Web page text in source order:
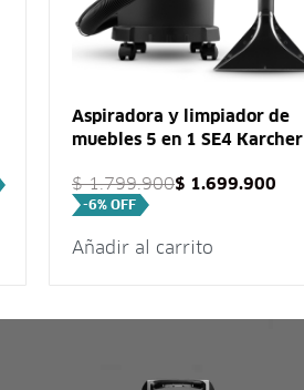
Aspiradora y limpiador de
muebles 5 en 1 SE4 Karcher
$1.799.900$ 1.699.900
-6% OFF
Añadir al carrito